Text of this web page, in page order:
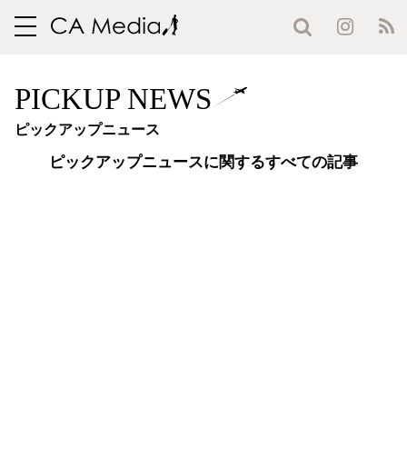
toggle
PICKUP NEWS
ピックアップニュース
ピックアップニュースに関するすべての記事